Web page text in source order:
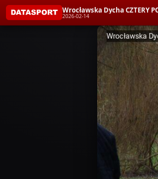
Wrocławska Dycha CZTERY
2026-02-14